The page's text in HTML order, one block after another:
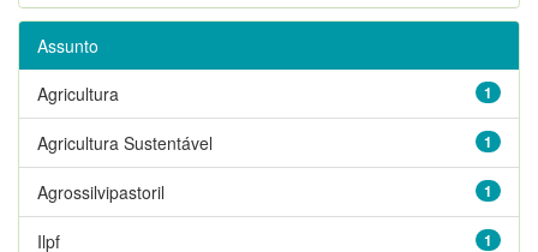
Assunto
1
Agricultura
1
Agricultura Sustentável
1
Agrossilvipastoril
1
Ilpf